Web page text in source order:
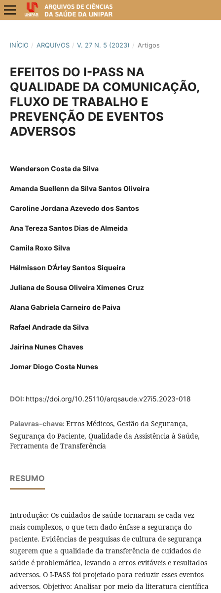
INÍCIO / ARQUIVOS / V. 27 N. 5 (2023) / Artigos
EFEITOS DO I-PASS NA
QUALIDADE DA COMUNICAÇÃO,
FLUXO DE TRABALHO E
PREVENÇÃO DE EVENTOS
ADVERSOS
Wenderson Costa da Silva
Amanda Suellenn da Silva Santos Oliveira
Caroline Jordana Azevedo dos Santos
Ana Tereza Santos Dias de Almeida
Camila Roxo Silva
Hálmisson D’Árley Santos Siqueira
Juliana de Sousa Oliveira Ximenes Cruz
Alana Gabriela Carneiro de Paiva
Rafael Andrade da Silva
Jairina Nunes Chaves
Jomar Diogo Costa Nunes
DOI: https://doi.org/10.25110/arqsaude.v27i5.2023-018
Palavras-chave: Erros Médicos, Gestão da Segurança,
Segurança do Paciente, Qualidade da Assistência à Saúde,
Ferramenta de Transferência
RESUMO
Introdução: Os cuidados de saúde tornaram-se cada vez
mais complexos, o que tem dado ênfase a segurança do
paciente. Evidências de pesquisas de cultura de segurança
sugerem que a qualidade da transferência de cuidados de
saúde é problemática, levando a erros evitáveis ​​e resultados
adversos. O I-PASS foi projetado para reduzir esses eventos
adversos. Objetivo: Analisar por meio da literatura científica